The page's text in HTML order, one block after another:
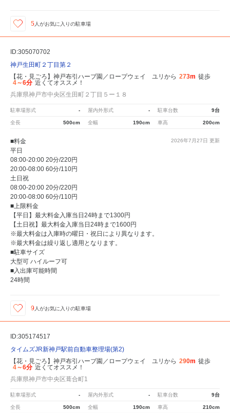
5人がお気に入りの駐車場
ID:305070702
神戸生田町２丁目第２
【花・見ごろ】神戸布引ハーブ園／ロープウェイ ユリから 273m 徒歩
4～6分 近くてオススメ！
兵庫県神戸市中央区生田町２丁目５ー１８
駐車場形式 - 屋内外形式 - 駐車台数 9台
全長 500cm 全幅 190cm 車高 200cm
2026年7月27日 更新
■料金
平日
08:00-20:00 20分/220円
20:00-08:00 60分/110円
土日祝
08:00-20:00 20分/220円
20:00-08:00 60分/110円
■上限料金
【平日】最大料金入庫当日24時まで1300円
【土日祝】最大料金入庫当日24時まで1600円
※最大料金は入庫時の曜日・祝日により異なります。
※最大料金は繰り返し適用となります。
■駐車サイズ
大型可 ハイルーフ可
■入出庫可能時間
24時間
9人がお気に入りの駐車場
ID:305174517
タイムズJR新神戸駅前自動車整理場(第2)
【花・見ごろ】神戸布引ハーブ園／ロープウェイ ユリから 290m 徒歩
4～6分 近くてオススメ！
兵庫県神戸市中央区葺合町1
駐車場形式 - 屋内外形式 - 駐車台数 9台
全長 500cm 全幅 190cm 車高 210cm